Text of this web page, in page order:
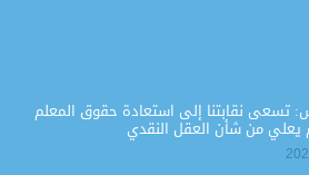
تسعى نقابتنا إلى استعادة حقوق المعلم
يعلي من شأن العقل النقدي